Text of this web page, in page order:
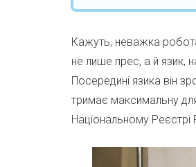
Кажуть, неважка
не лише прес, а й язик,
Посередині язика він
тримає максимальну
Національному Реєстрі